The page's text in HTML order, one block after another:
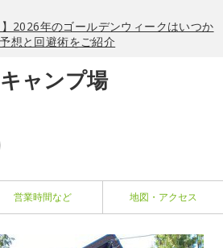
】2026年のゴールデンウィークはいつか
想と回避術をご紹介
ャンプ場
営業時間など 地図・アクセス